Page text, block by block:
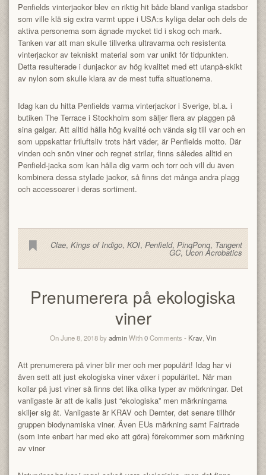
Penfields vinterjackor blev en riktig hit både bland vanliga stadsbor
som ville klä sig extra varmt uppe i USA:s kyliga delar och dels de
aktiva personerna som ägnade mycket tid i skog och mark.
Tanken var att man skulle tillverka ultravarma och resistenta
vinterjackor av tekniskt material som var unikt för tidpunkten.
Detta resulterade i dunjackor av hög kvalitet med ett utanpå-skikt
av nylon som skulle klara av de mest tuffa situationerna.
Idag kan du hitta Penfields varma vinterjackor i Sverige, bl.a. i
butiken The Terrace i Stockholm som säljer flera av plaggen på
sina galgar. Att alltid hålla hög kvalité och vända sig till var och en
som uppskattar friluftsliv trots hårt väder, är Penfields motto. Där
vinden och snön viner och regnet strilar, finns således alltid en
Penfield-jacka som kan hålla dig varm och torr och vill du även
kombinera dessa stylade jackor, så finns det många andra plagg
och accessoarer i deras sortiment.
Clae,Kings of Indigo,KOI,Penfield,PinqPonq, Tangent
GC, Ucon Acrobatics
Prenumerera på ekologiska
viner
On June 8, 2018 byadminWith0Comments - Krav Vin
Att prenumerera på viner blir mer och mer populärt! Idag har vi
även sett att just ekologiska viner växer i populäritet. När man
kollar på just viner så finns det lika olika typer av mörkningar. Det
vanligaste är att de kalls just “ekologiska” men märkningarna
skiljer sig åt. Vanligaste är KRAV och Demter, det senare tillhör
gruppen biodynamiska viner. Även EUs märkning samt Fairtrade
(som inte enbart har med eko att göra) förekommer som märkning
av viner